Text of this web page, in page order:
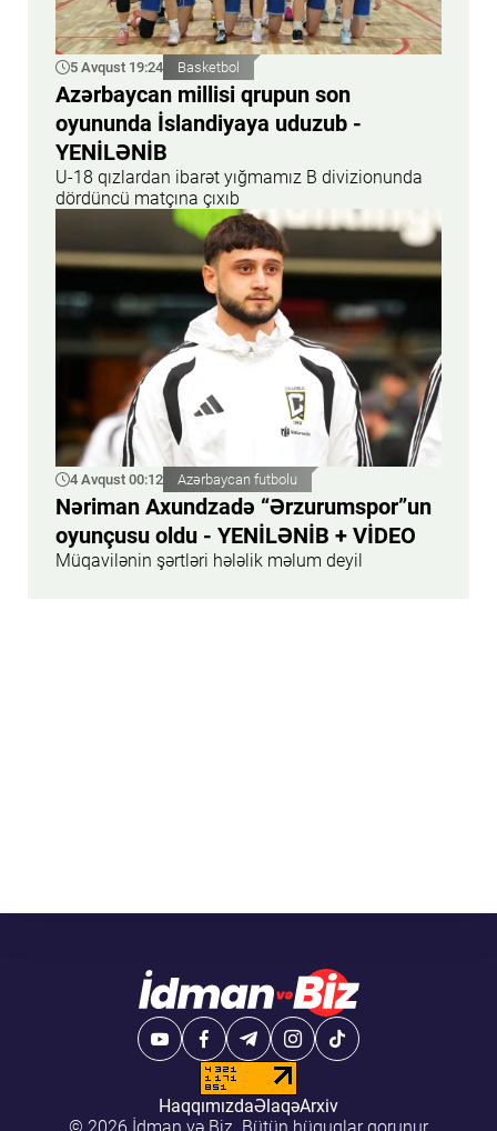
5 Avqust 19:24 Basketbol
Azərbaycan millisi qrupun son
oyununda İslandiyaya uduzub -
YENİLƏNİB
U-18 qızlardan ibarət yığmamız B divizionunda
dördüncü matçına çıxıb
4 Avqust 00:12 Azərbaycan futbolu
Nəriman Axundzadə “Ərzurumspor”un
oyunçusu oldu - YENİLƏNİB + VİDEO
Müqavilənin şərtləri hələlik məlum deyil
HaqqımızdaƏlaqəArxiv